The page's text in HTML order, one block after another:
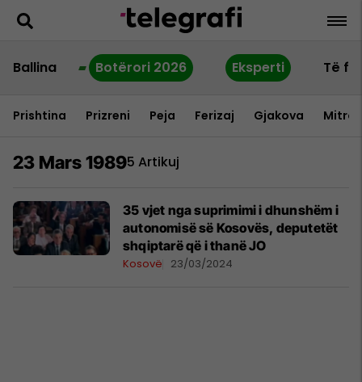
Ballina Botërori 2026 Eksperti Të
Prishtina Prizreni Peja Ferizaj Gjakova
23 Mars 19895 Artikuj
35 vjet nga suprimimi i dhunshëm i
autonomisë së Kosovës, deputetët
shqiptarë që i thanë JO
Kosovë 23/03/2024